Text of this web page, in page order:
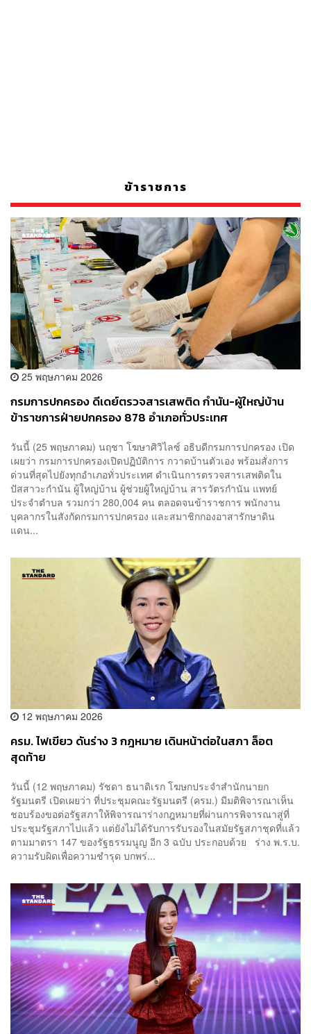
ข้าราชการ
25 พฤษภาคม 2026
กรมการปกครอง ดีเดย์ตรวจสารเสพติด กำนัน-ผู้ใหญ่บ้าน
ข้าราชการฝ่ายปกครอง 878 อำเภอทั่วประเทศ
วันนี้ (25 พฤษภาคม) นฤชา โฆษาศิวิไลซ์ อธิบดีกรมการปกครอง เปิด
เผยว่า กรมการปกครองเปิดปฏิบัติการ กวาดบ้านตัวเอง พร้อมสั่งการ
ด่วนที่สุดไปยังทุกอำเภอทั่วประเทศ ดำเนินการตรวจสารเสพติดใน
ปัสสาวะกำนัน ผู้ใหญ่บ้าน ผู้ช่วยผู้ใหญ่บ้าน สารวัตรกำนัน แพทย์
ประจำตำบล รวมกว่า 280,004 คน ตลอดจนข้าราชการ พนักงาน
บุคลากรในสังกัดกรมการปกครอง และสมาชิกกองอาสารักษาดิน
แดน...
12 พฤษภาคม 2026
ครม. ไฟเขียว ดันร่าง 3 กฎหมาย เดินหน้าต่อในสภา ล็อต
สุดท้าย
วันนี้ (12 พฤษภาคม) รัชดา ธนาดิเรก โฆษกประจำสำนักนายก
รัฐมนตรี เปิดเผยว่า ที่ประชุมคณะรัฐมนตรี (ครม.) มีมติพิจารณาเห็น
ชอบร้องขอต่อรัฐสภาให้พิจารณาร่างกฎหมายที่ผ่านการพิจารณาสู่ที่
ประชุมรัฐสภาไปแล้ว แต่ยังไม่ได้รับการรับรองในสมัยรัฐสภาชุดที่แล้ว
ตามมาตรา 147 ของรัฐธรรมนูญ อีก 3 ฉบับ ประกอบด้วย ร่าง พ.ร.บ.
ความรับผิดเพื่อความชำรุด บกพร่...